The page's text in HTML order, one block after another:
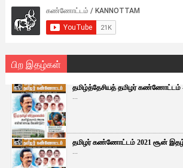
பிற இதழ்கள்
தமிழ்த்தேசியத் தமிழர் கண்ணோட்டம்
...
தமிழர் கண்ணோட்டம் 2021 சூன்
...